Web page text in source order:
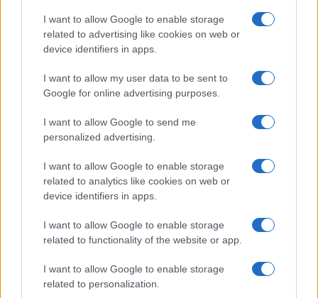
I want to allow Google to enable storage
related to advertising like cookies on web or
device identifiers in apps.
I want to allow my user data to be sent to
Google for online advertising purposes.
I want to allow Google to send me
personalized advertising.
I want to allow Google to enable storage
related to analytics like cookies on web or
device identifiers in apps.
I want to allow Google to enable storage
related to functionality of the website or app.
I want to allow Google to enable storage
related to personalization.
Feliratkozom a hírlevélre és elfogadom azadatvédelmi
szabályzatot!
FELIRATKOZÁS
Augusztus első hétvégéjén (augusztus 1-2.) a Pécsi-tó partja
megtelik élettel, sporttal és élményekkel!
Brandnyúl mini disco
Kertben!